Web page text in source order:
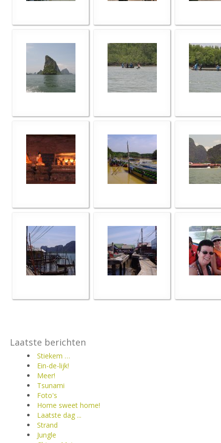
Laatste berichten
Stiekem …
Ein-de-lijk!
Meer!
Tsunami
Foto's
Home sweet home!
Laatste dag ...
Strand
Jungle